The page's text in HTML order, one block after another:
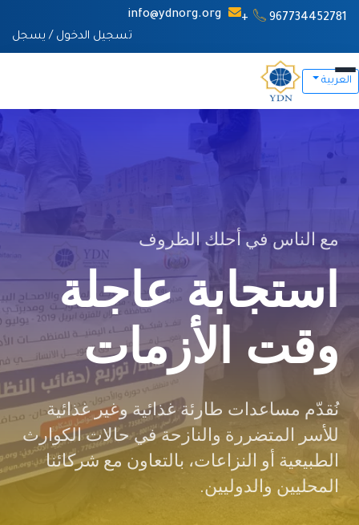
967734452781+
info@ydnorg.org
تسجيل الدخول / يسجل
العربية
مع الناس في أحلك الظروف
استجابة عاجلة
وقت الأزمات
نُقدّم مساعدات طارئة غذائية وغير غذائية
للأسر المتضررة والنازحة في حالات الكوارث
الطبيعية أو النزاعات، بالتعاون مع شركائنا
المحليين والدوليين.